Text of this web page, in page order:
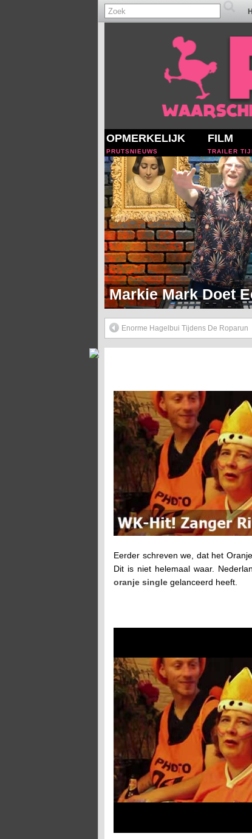
OPMERKELIJK
PRUTSNIEUWS
FILM
TRAILER
Markie Mark Doet
Enorme Hagelbui Tijdens De Roparun
Eerder schreven we, dat het
Dit is niet helemaal waar.
oranje single gelanceerd heeft.